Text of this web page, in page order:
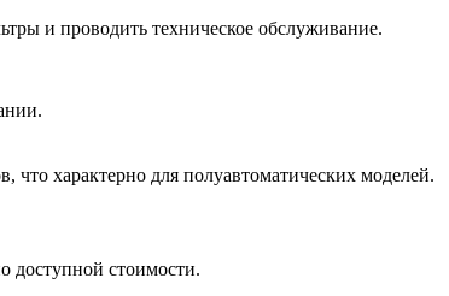
и проводить техническое обслуживание.
что характерно для полуавтоматических моделей.
доступной стоимости.